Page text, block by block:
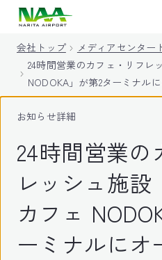
会社トップ メディアセンター
24時間営業のカフェ・リフレ
NODOKA」が第2ターミナル
お知らせ詳細
24時間営業の
レッシュ施設
カフェ
ーミナルにオ